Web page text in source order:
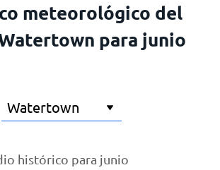
meteorológico del
para junio
histórico para junio